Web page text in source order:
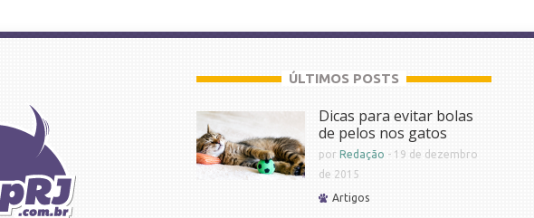
ÚLTIMOS POSTS
Dicas para evitar bolas
de pelos nos gatos
porRedação - 19 de dezembro
de 2015
Artigos